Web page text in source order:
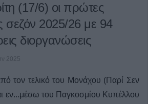
(17/6) οι πρώτες
σεζόν 2025/26 με 94
διοργανώσεις
2025
τον τελικό του Μονάχου (Παρί Σεν
εν...μέσω του Παγκοσμίου Κυπέλλου